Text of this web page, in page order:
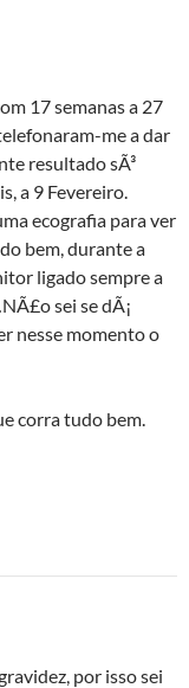
17 semanas a 27
me a dar
resultado sÃ³
a 9 Fevereiro.
ecografia para ver
bem, durante a
ligado sempre a
sei se dÃ¡
nesse momento o
corra tudo bem.
por isso sei